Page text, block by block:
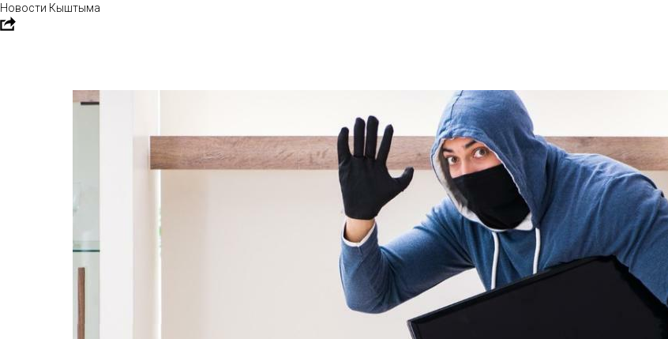
Новости Кыштыма